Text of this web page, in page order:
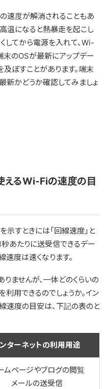
速度が解消されることもあ
温になると熱暴走を起こし
してから電源を入れて、Wi-
末のOSが最新にアップデー
ぼすことがあります。端末
新かどうか確認してみましょ
えるWi-Fiの速度の目
示すときには「回線速度」と
あたりに送受信できるデー
度は速くなります。
ませんが、一体どのくらいの
用できるのでしょうか。イン
速度の目安は、下記の表のと
ターネットの利用用途
ムページやブログの閲覧
メールの送受信